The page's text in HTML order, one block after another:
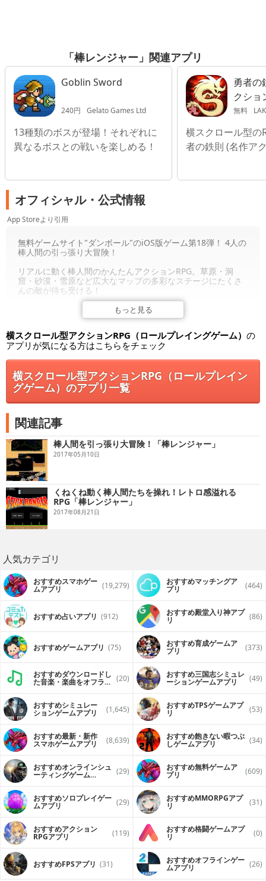
「棒レンジャー」関連アプリ
Goblin Sword
240円 Gelato Games Ltd
13種類のボスが登場！それぞれに
異なるボスとの戦いを楽しめる！
勇者の
クショ
無料
横スクロール型の
者の鉄則 (名作ア
オフィシャル・公式情報
App Storeより引用
もっと見る
無料ゲームサイト"ダンボール"のiOS版ゲーム第18弾！ 4人の
棒人間の引っ張り大冒険！
リアルに動く棒人間のかんたんアクションRPG。草原・洞
窟・砂漠・雪原など広大なマップの多彩なステージにたくさ
んの敵が待ち受ける！
個性豊かな８つの職業。様々な武器に属性アイテムを合成。
レベルアップ時の能力値の割り振りで自分だけの棒人間を育
横スクロール型アクションRPG（ロールプレイングゲーム） の
アプリが気になる方はこちらをチェック
横スクロール型アクションRPG（ロールプレイン
グゲーム）のアプリ一覧
関連記事
棒人間を引っ張り大冒険！「棒レンジャー」
2017年05月10日
くねくね動く棒人間たちを操れ！レトロ感溢れる
RPG「棒レンジャー」
2017年08月21日
人気カテゴリ
おすすめスマホゲー
ムアプリ (19,279) おすすめマッチングア
プリ (464)
おすすめ占いアプリ (912) おすすめ殿堂入り神アプ
リ (86)
おすすめゲームアプリ (75) おすすめ育成ゲームア
プリ (373)
おすすめダウンロードし
た音楽・楽曲をオフライ (20) おすすめ三国志シミュレ
ーションゲームアプリ (49)
おすすめシミュレー
ションゲームアプリ (1,645) おすすめTPSゲームアプ
リ (53)
おすすめ最新・新作
スマホゲームアプリ (8,639) おすすめ飽きない暇つぶ
しゲームアプリ (34)
おすすめオンラインシュ
ーティングゲーム (29) おすすめ無料ゲームア
プリ (609)
おすすめソロプレイゲー
ムアプリ (29) おすすめ MMORPGアプ
リ (31)
おすすめアクション
RPGアプリ (119) おすすめ格闘ゲームアプ
リ (0)
おすすめFPSアプリ (31) おすすめオフラインゲー
ムアプリ (26)